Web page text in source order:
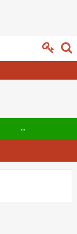
...